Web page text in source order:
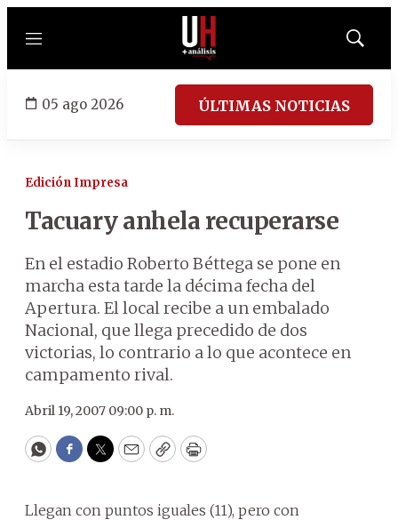
Menú
Mostrar
05 ago 2026 ÚLTIMAS NOTICIAS
Edición Impresa
Tacuary anhela recuperarse
En el estadio Roberto Béttega se pone en
marcha esta tarde la décima fecha del
Apertura. El local recibe a un embalado
Nacional, que llega precedido de dos
victorias, lo contrario a lo que acontece en
campamento rival.
Abril 19, 2007 09:00 p. m.
WhatsApp
Facebook
Twitter
EmailCopyPrint
Llegan con puntos iguales (11), pero con